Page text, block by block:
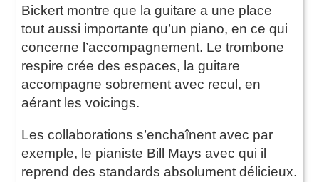
Bickert montre que la guitare a une place
tout aussi importante qu’un piano, en ce qui
concerne l’accompagnement. Le trombone
respire crée des espaces, la guitare
accompagne sobrement avec recul, en
aérant les voicings.
Les collaborations s’enchaînent avec par
exemple, le pianiste Bill Mays avec qui il
reprend des standards absolument délicieux.